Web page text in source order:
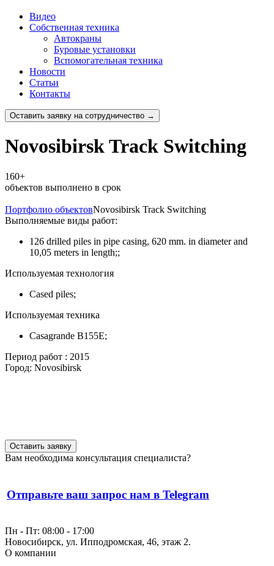
Видео
Собственная техника
Автокраны
Буровые установки
Вспомогательная техника
Новости
Статьи
Контакты
Оставить заявку на сотрудничество →
Novosibirsk Track Switching
160+
объектов выполнено в срок
Портфолио объектовNovosibirsk Track Switching
Выполняемые виды работ:
126 drilled piles in pipe casing, 620 mm. in diameter and
10,05 meters in length;;
Используемая технология
Cased piles;
Используемая техника
Casagrande B155E;
Период работ : 2015
Город: Novosibirsk
Оставить заявку
Вам необходима консультация специалиста?
Отправьте ваш запрос нам в Telegram
Пн - Пт: 08:00 - 17:00
Новосибирск, ул. Ипподромская, 46, этаж 2.
О компании